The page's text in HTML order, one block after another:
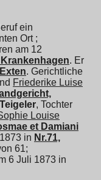
ein
Ort ;
am 12
. Er
Exten. Gerichtliche
Friederike Luise
Teigeler, Tochter
Louise
et Damiani
in Nr.71,
61;
6 Juli 1873 in